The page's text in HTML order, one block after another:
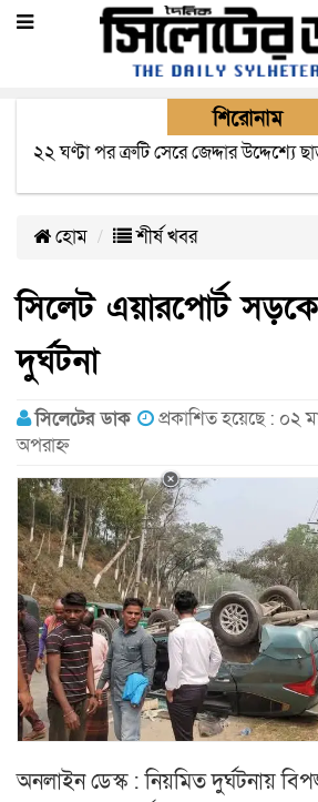
শিরোনাম
২২ ঘণ্টা পর ত্রুটি সেরে জেদ্দার উদ্দেশ্যে
হোম শীর্ষ খবর
সিলেট এয়ারপোর্ট
দুর্ঘটনা
সিলেটের ডাক
প্রকাশিত হয়েছে : ০২
অপরাহ্ন
অনলাইন ডেস্ক : নিয়মিত দুর্ঘটনায়